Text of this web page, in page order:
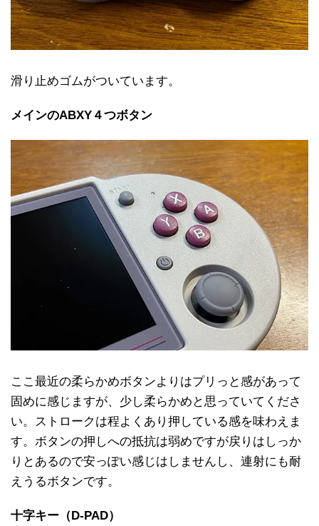
滑り止めゴムがついています。
メインのABXY４つボタン
ここ最近の柔らかめボタンよりはプリっと感があって
固めに感じますが、少し柔らかめと思っていてくださ
い。ストロークは程よくあり押している感を味わえま
す。ボタンの押しへの抵抗は弱めですが戻りはしっか
りとあるので安っぽい感じはしませんし、連射にも耐
えうるボタンです。
十字キー（D-PAD）